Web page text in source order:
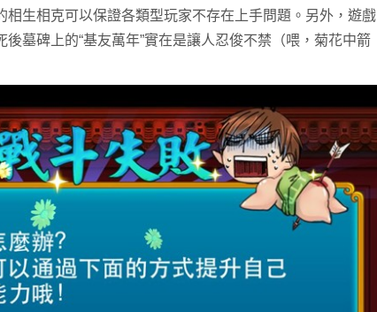
相生相克可以保證各類型玩家不存在上手問題。另外，遊戲
墓碑上的“基友萬年”實在是讓人忍俊不禁（喂，菊花中箭